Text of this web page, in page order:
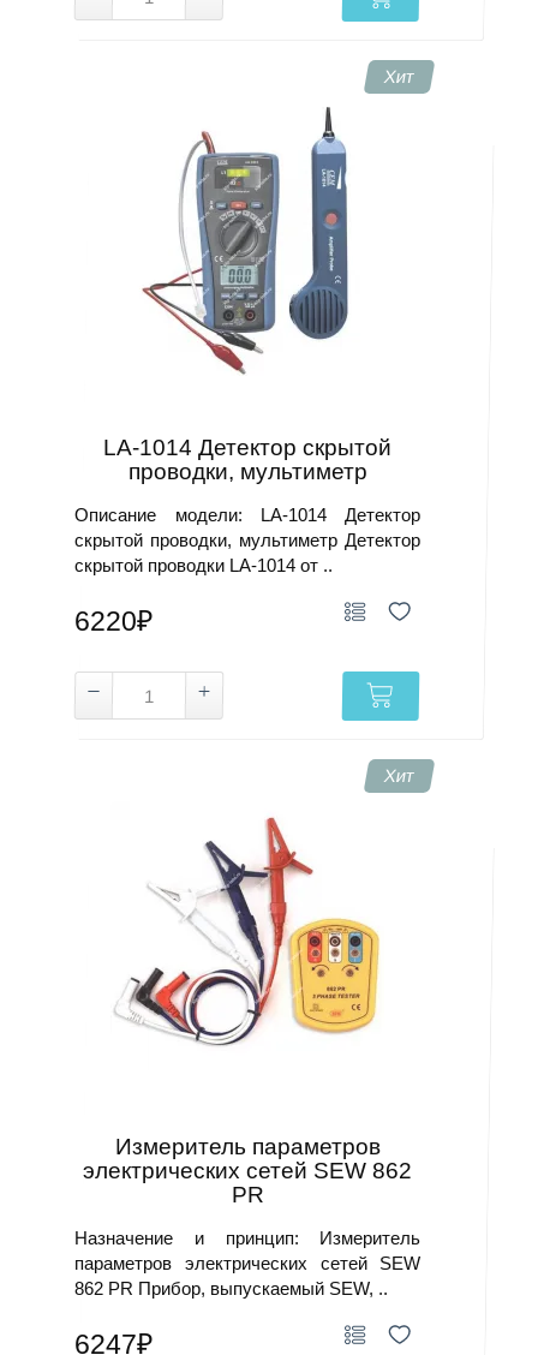
Хит
LA-1014 Детектор скрытой
проводки, мультиметр
Описание модели: LA-1014 Детектор
скрытой проводки, мультиметр Детектор
скрытой проводки LA-1014 от ..
6220₽
Хит
Измеритель параметров
электрических сетей SEW 862
PR
Назначение и принцип: Измеритель
параметров электрических сетей SEW
862 PR Прибор, выпускаемый SEW, ..
6247₽